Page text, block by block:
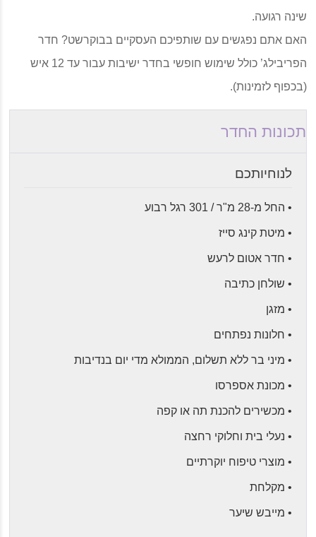
שינה רגועה.
האם אתם נפגשים עם שותפיכם העסקיים בבוקרשט? חדר
הפריבילג’ כולל שימוש חופשי בחדר ישיבות עבור עד 12 איש
(בכפוף לזמינות).
תכונות החדר
לנוחיותכם
• החל מ-28 מ"ר / 301 רגל רבוע
• מיטת קינג סייז
• חדר אטום לרעש
• שולחן כתיבה
• מזגן
• חלונות נפתחים
• מיני בר ללא תשלום, הממולא מדי יום בנדיבות
• מכונת אספרסו
• מכשירים להכנת תה או קפה
• נעלי בית וחלוקי רחצה
• מוצרי טיפוח יוקרתיים
• מקלחת
• מייבש שיער